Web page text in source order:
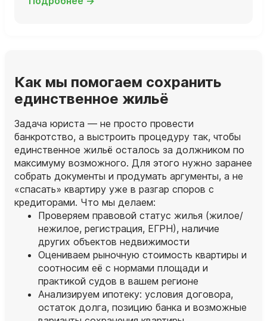
Как мы помогаем сохранить
единственное жильё
Задача юриста — не просто провести
банкротство, а выстроить процедуру так, чтобы
единственное жильё осталось за должником по
максимуму возможного. Для этого нужно заранее
собрать документы и продумать аргументы, а не
«спасать» квартиру уже в разгар споров с
кредиторами. Что мы делаем:
Проверяем правовой статус жилья (жилое/
нежилое, регистрация, ЕГРН), наличие
других объектов недвижимости
Оцениваем рыночную стоимость квартиры и
соотносим её с нормами площади и
практикой судов в вашем регионе
Анализируем ипотеку: условия договора,
остаток долга, позицию банка и возможные